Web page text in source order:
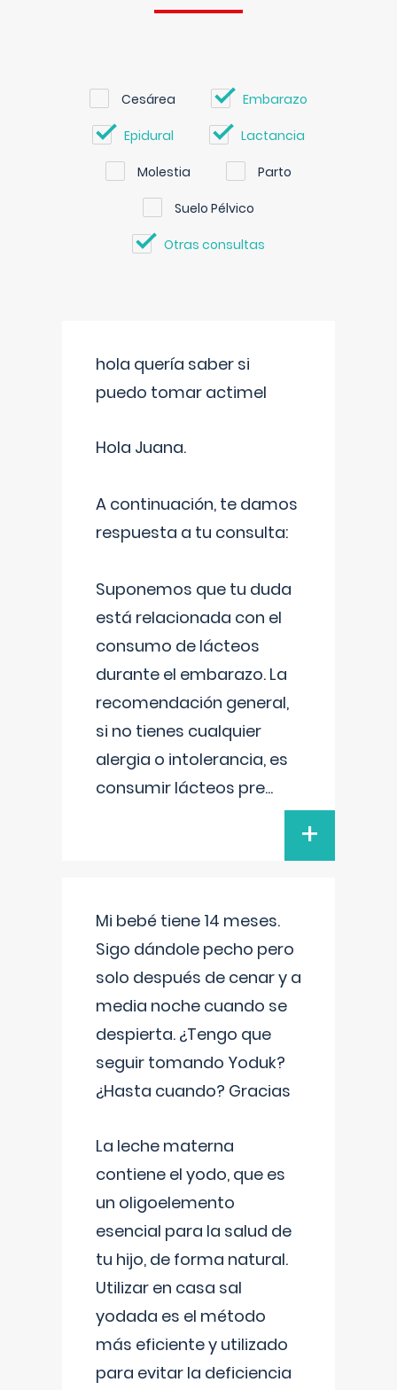
Cesárea Embarazo
Epidural Lactancia
Molestia Parto
Suelo Pélvico
Otras consultas
hola quería saber si
puedo tomar actimel
Hola Juana.
A continuación, te damos
respuesta a tu consulta:
Suponemos que tu duda
está relacionada con el
consumo de lácteos
durante el embarazo. La
recomendación general,
si no tienes cualquier
alergia o intolerancia, es
consumir lácteos pre...
+
Mi bebé tiene 14 meses.
Sigo dándole pecho pero
solo después de cenar y a
media noche cuando se
despierta. ¿Tengo que
seguir tomando Yoduk?
¿Hasta cuando? Gracias
La leche materna
contiene el yodo, que es
un oligoelemento
esencial para la salud de
tu hijo, de forma natural.
Utilizar en casa sal
yodada es el método
más eficiente y utilizado
para evitar la deficiencia